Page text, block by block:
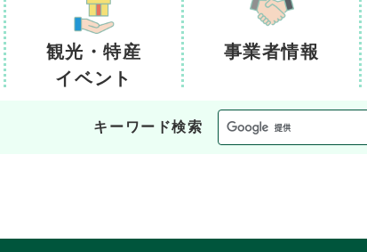
観光・特産
イベント
事業者情報
キーワード検索